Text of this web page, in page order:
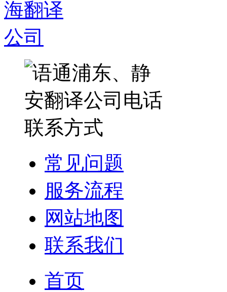
常见问题
服务流程
网站地图
联系我们
首页